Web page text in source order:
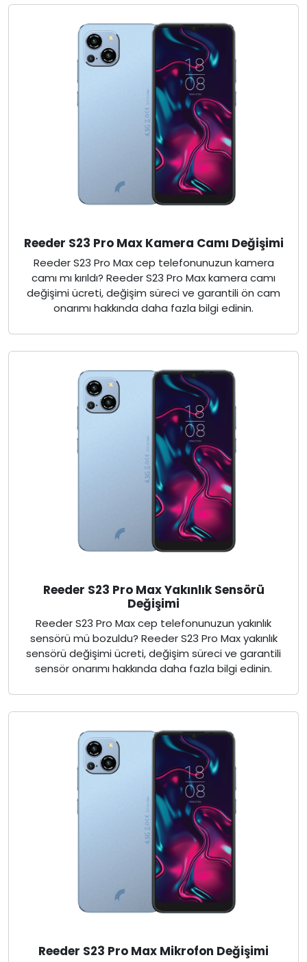
Reeder S23 Pro Max Kamera Camı Değişimi
Reeder S23 Pro Max cep telefonunuzun kamera
camı mı kırıldı? Reeder S23 Pro Max kamera camı
değişimi ücreti, değişim süreci ve garantili ön cam
onarımı hakkında daha fazla bilgi edinin.
Reeder S23 Pro Max Yakınlık Sensörü
Değişimi
Reeder S23 Pro Max cep telefonunuzun yakınlık
sensörü mü bozuldu? Reeder S23 Pro Max yakınlık
sensörü değişimi ücreti, değişim süreci ve garantili
sensör onarımı hakkında daha fazla bilgi edinin.
Reeder S23 Pro Max Mikrofon Değişimi